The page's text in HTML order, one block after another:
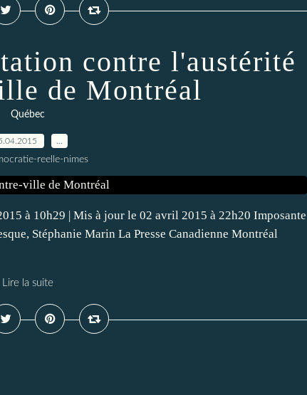
contre l'austérité
de Montréal
Québec
reelle-nimes
à 10h29 | Mis à jour le 02 avril 2015 à 22h20 Imposante
Stéphanie Marin La Presse Canadienne Montréal
Lire la suite